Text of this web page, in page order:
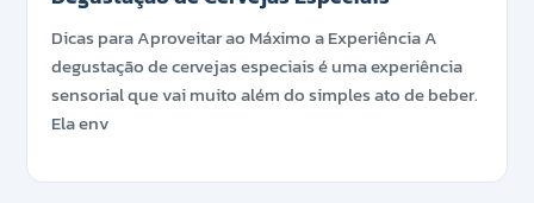
Dicas para Aproveitar ao Máximo a Experiência A
degustação de cervejas especiais é uma experiência
sensorial que vai muito além do simples ato de beber.
Ela env